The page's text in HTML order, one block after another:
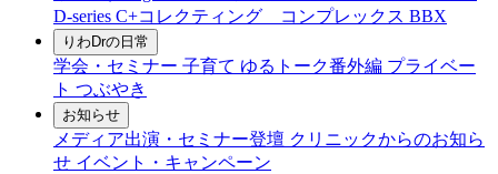
D-series C+コレクティング コンプレックス BBX
りわDrの日常
学会・セミナー 子育て ゆるトーク番外編 プライベー
ト つぶやき
お知らせ
メディア出演・セミナー登壇 クリニックからのお知ら
せ イベント・キャンペーン